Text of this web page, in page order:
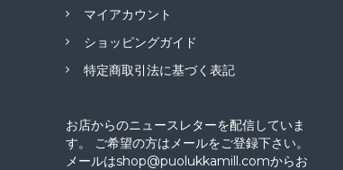
マイアカウント
ショッピングガイド
特定商取引法に基づく表記
お店からのニュースレターを配信していま
す。 ご希望の方はメールをご登録下さい。
メールはshop@puolukkamill.comからお